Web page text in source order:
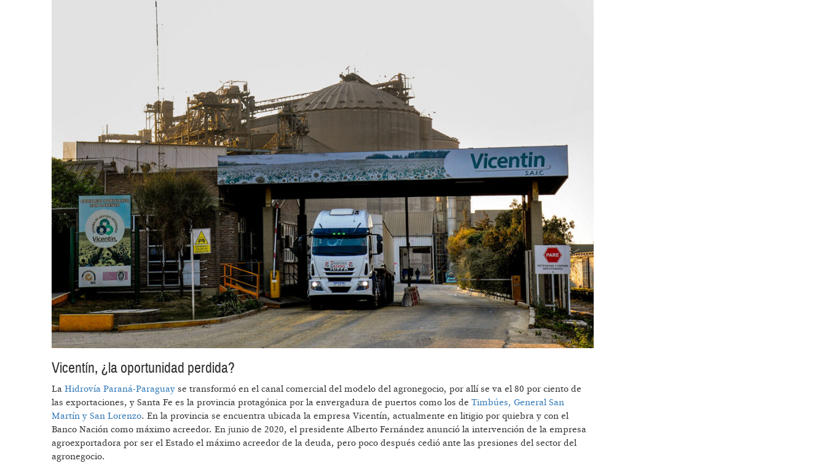
Vicentín, ¿la oportunidad perdida?
La Hidrovía Paraná-Paraguay se transformó en el canal comercial del modelo del agronegocio, por allí se va el 80 por ciento de
las exportaciones, y Santa Fe es la provincia protagónica por la envergadura de puertos como los de Timbúes, General San
Martín y San Lorenzo. En la provincia se encuentra ubicada la empresa Vicentín, actualmente en litigio por quiebra y con el
Banco Nación como máximo acreedor. En junio de 2020, el presidente Alberto Fernández anunció la intervención de la empresa
agroexportadora por ser el Estado el máximo acreedor de la deuda, pero poco después cedió ante las presiones del sector del
agronegocio.